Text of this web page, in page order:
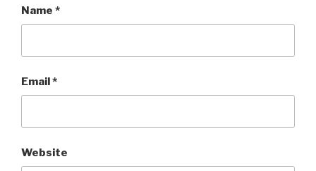
Name *
Email*
Website